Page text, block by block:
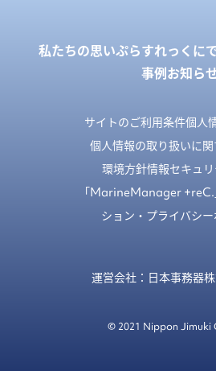
私たちの思いぷらすれっくに
事例お知ら
サイトのご利用条件個人
個人情報の取り扱いに
環境方針情報セキュ
「MarineManager +reC.
ション・プライバシ
運営会社：日本事務器
© 2021 Nippon Jimuki